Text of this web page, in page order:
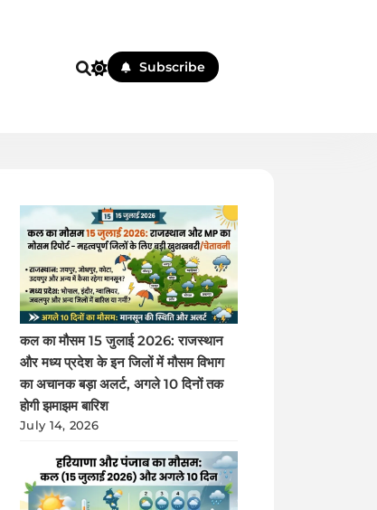
Subscribe
कल का मौसम 15 जुलाई 2026: राजस्थान
और मध्य प्रदेश के इन जिलों में मौसम विभाग
का अचानक बड़ा अलर्ट, अगले 10 दिनों तक
होगी झमाझम बारिश
July 14, 2026